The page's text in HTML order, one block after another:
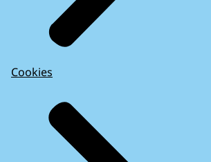
Cookies